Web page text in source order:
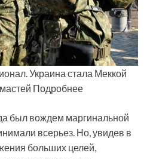
Украина стала Меккой
Подробнее
был вождем маргинальной
всерьез. Но, увидев в
больших целей,